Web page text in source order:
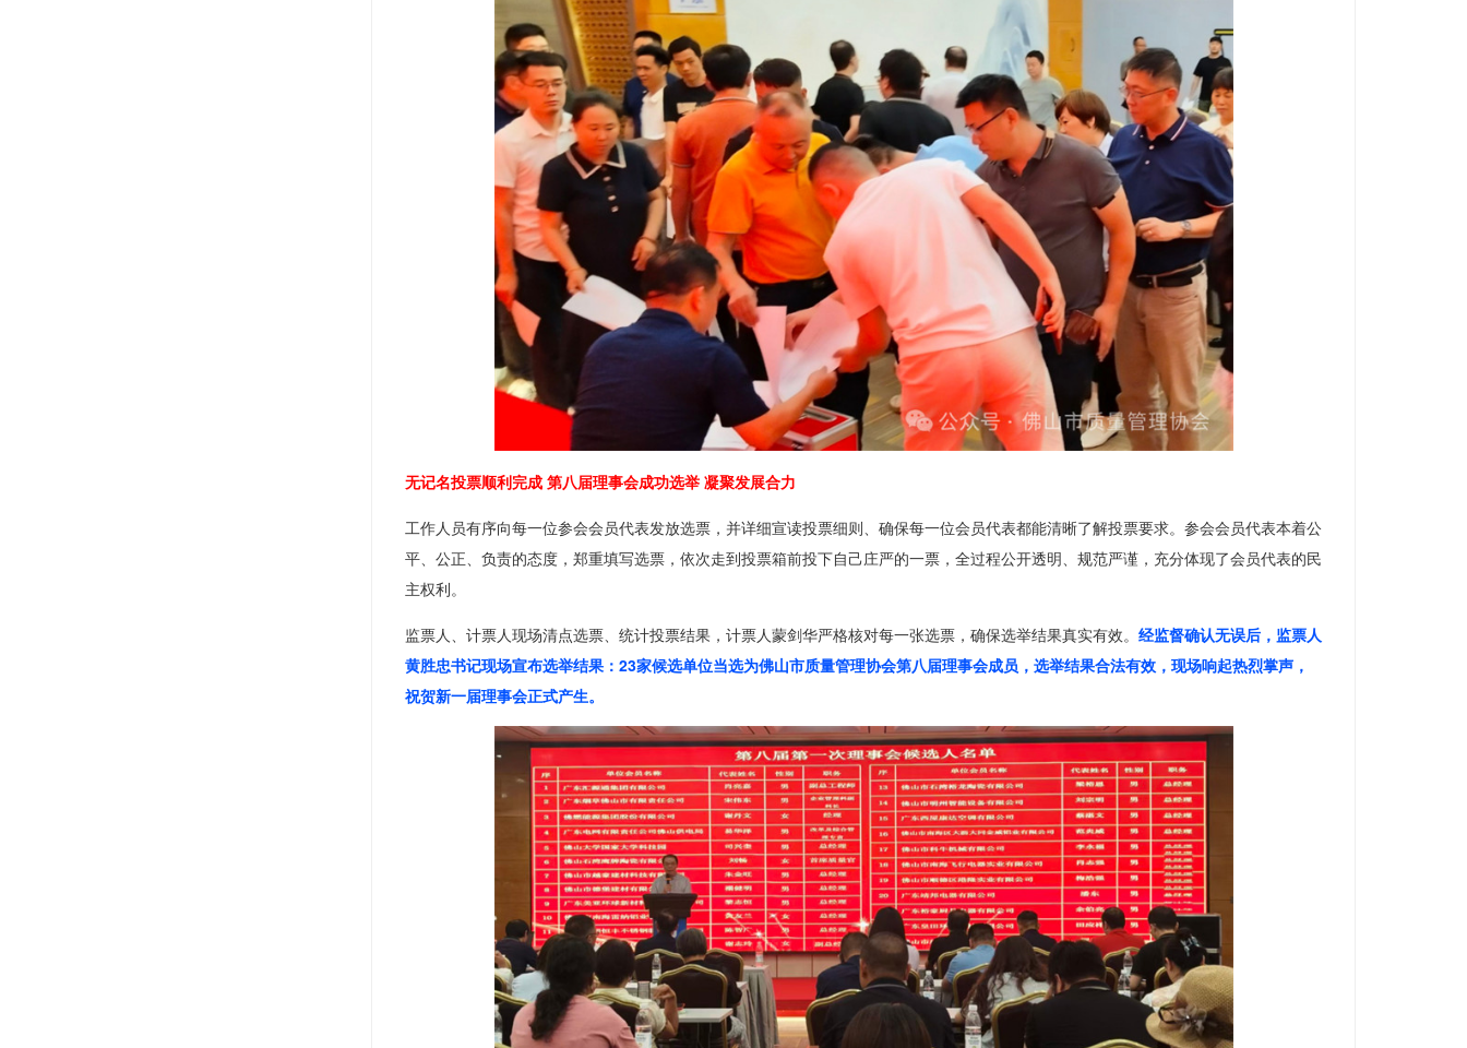
无记名投票顺利完成 第八届理事会成功选举 凝聚发展合力
工作人员有序向每一位参会会员代表发放选票，并详细宣读投票细则、确保每一位会员代表都能清晰了解投票要求。参会会员代表本着公
平、公正、负责的态度，郑重填写选票，依次走到投票箱前投下自己庄严的一票，全过程公开透明、规范严谨，充分体现了会员代表的民
主权利。
监票人、计票人现场清点选票、统计投票结果，计票人蒙剑华严格核对每一张选票，确保选举结果真实有效。 经监督确认无误后，监票人
黄胜忠书记现场宣布选举结果：23家候选单位当选为佛山市质量管理协会第八届理事会成员，选举结果合法有效，现场响起热烈掌声，
祝贺新一届理事会正式产生。